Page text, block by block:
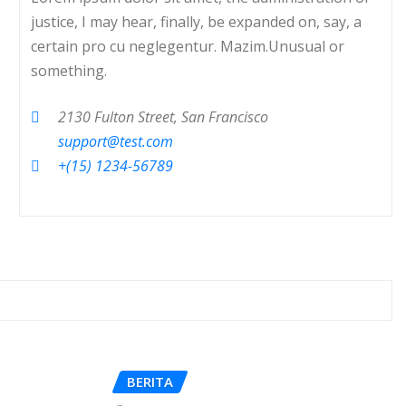
justice, I may hear, finally, be expanded on, say, a
certain pro cu neglegentur. Mazim.Unusual or
something.
2130 Fulton Street, San Francisco
support@test.com
+(15) 1234-56789
BERITA